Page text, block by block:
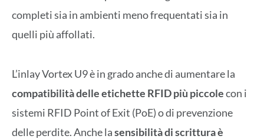
completi sia in ambienti meno frequentati sia in
quelli più affollati.
L’inlay Vortex U9 è in grado anche di aumentare la
compatibilità delle etichette RFID più piccolecon i
sistemi RFID Point of Exit (PoE) o di prevenzione
delle perdite. Anche lasensibilità di scrittura è